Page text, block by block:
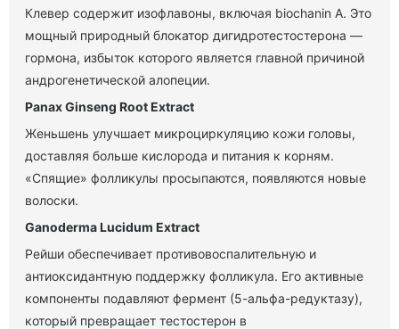
Клевер содержит изофлавоны, включая biochanin A. Это
мощный природный блокатор дигидротестостерона —
гормона, избыток которого является главной причиной
андрогенетической алопеции.
Panax Ginseng Root Extract
Женьшень улучшает микроциркуляцию кожи головы,
доставляя больше кислорода и питания к корням.
«Спящие» фолликулы просыпаются, появляются новые
волоски.
Ganoderma Lucidum Extract
Рейши обеспечивает противовоспалительную и
антиоксидантную поддержку фолликула. Его активные
компоненты подавляют фермент (5-альфа-редуктазу),
который превращает тестостерон в